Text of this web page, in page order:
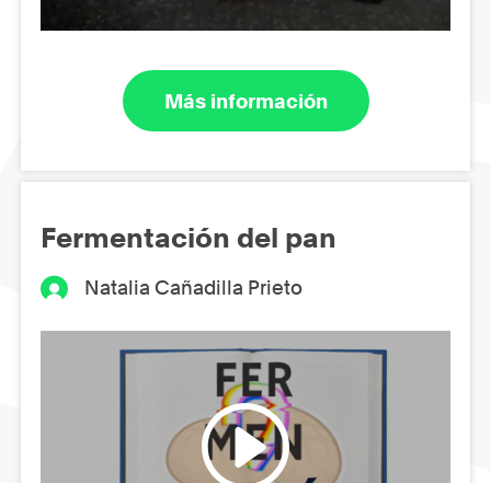
Más información
Fermentación del pan
Natalia Cañadilla Prieto